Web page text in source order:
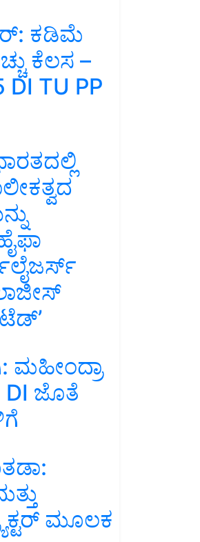
ಕಡಿಮೆ
ಕೆಲಸ –
TU PP
ಮಹೀಂದ್ರಾ
ಜೊತೆ
ಮೂಲಕ